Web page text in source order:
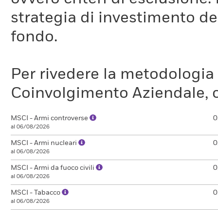
Il parametro ITR stima l'allineamento di un fondo con
della credibilità degli obiettivi di decarbonizzazione
parametro ITR non è una stima in tempo reale e può
Il parametro ITR non è un'indicazione o una stima della
affidamento su questo parametro nell'adottare una
documenti normativi del fondo. Questa stima e le
fondo.
strategia di investimento
fondo.
Per rivedere la
Coinvolgimento Aziendale,
MSCI - Armi controverse
al 06/08/2026
MSCI - Armi nucleari
al 06/08/2026
MSCI - Armi da fuoco civili
al 06/08/2026
MSCI - Tabacco
al 06/08/2026